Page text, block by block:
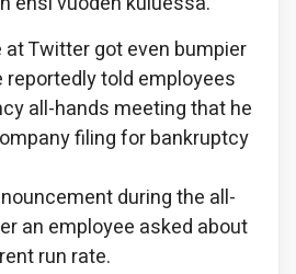
at Twitter got even bumpier
reportedly told employees
all-hands meeting that he
filing for bankruptcy
during the all-
an employee asked about
run rate.